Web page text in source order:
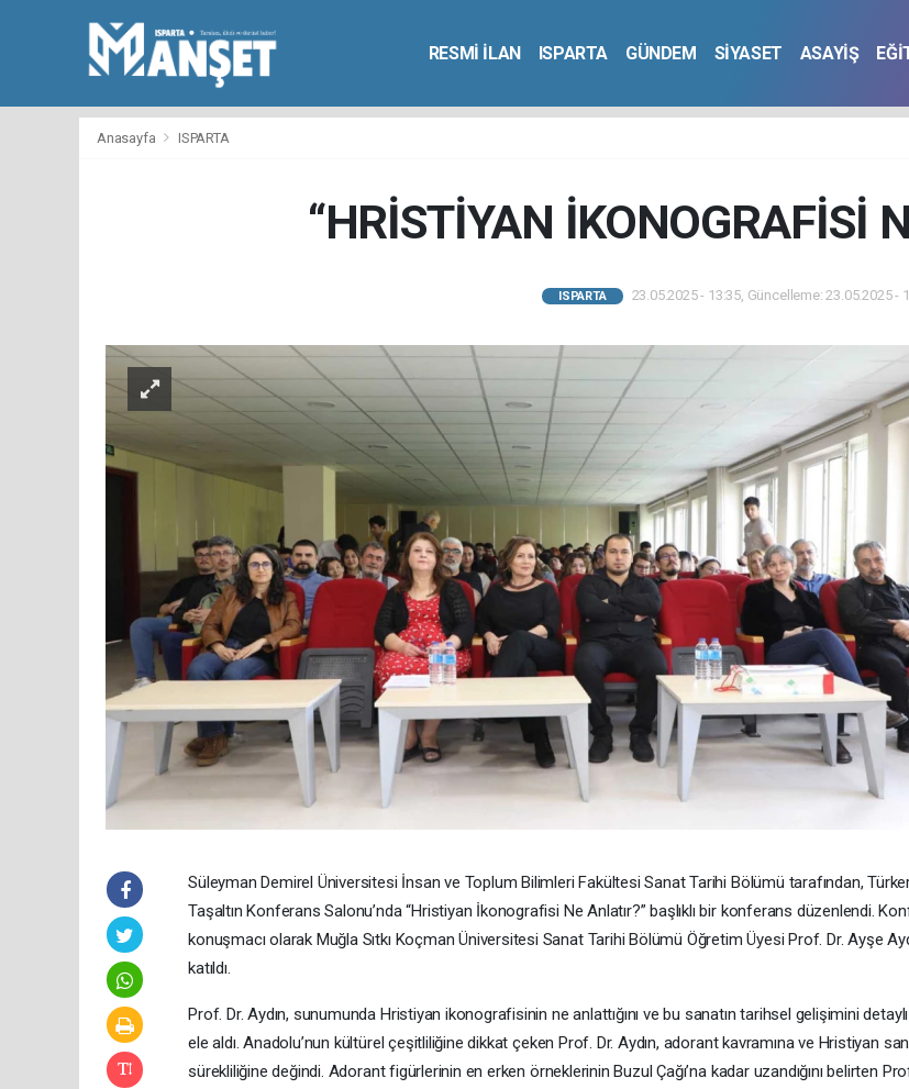
RESMİ İLAN ISPARTA GÜNDEM SİYASET ASAYİŞ
Anasayfa ISPARTA
“HRİSTİYAN İKONOGRAFİSİ
ISPARTA 23.05.2025 - 13:35, Güncelleme: 23.05.2025 -
Süleyman Demirel Üniversitesi İnsan ve Toplum Bilimleri Fakültesi Sanat Tarihi Bölümü tarafından,
Taşaltın Konferans Salonu’nda “Hristiyan İkonografisi Ne Anlatır?” başlıklı bir konferans düzenlendi.
konuşmacı olarak Muğla Sıtkı Koçman Üniversitesi Sanat Tarihi Bölümü Öğretim Üyesi Prof. Dr. Ayşe
katıldı.
Prof. Dr. Aydın, sunumunda Hristiyan ikonografisinin ne anlattığını ve bu sanatın tarihsel gelişimini
ele aldı. Anadolu’nun kültürel çeşitliliğine dikkat çeken Prof. Dr. Aydın, adorant kavramına ve Hristiyan
sürekliliğine değindi. Adorant figürlerinin en erken örneklerinin Buzul Çağı’na kadar uzandığını belirten